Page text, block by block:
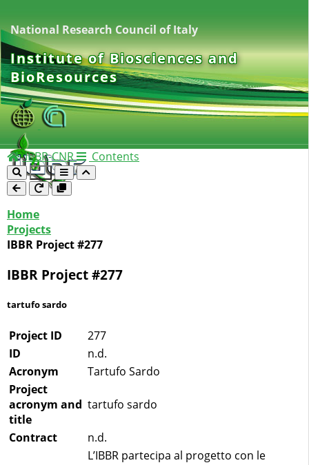
National Research Council of Italy
Institute of Biosciences and
BioResources
IBBR-CNR Contents
Home
Projects
IBBR Project #277
IBBR Project #277
tartufo sardo
Project ID
277
ID
n.d.
Acronym
Tartufo Sardo
Project
acronym and
title
tartufo sardo
Contract n.d.
L’IBBR partecipa al progetto con le